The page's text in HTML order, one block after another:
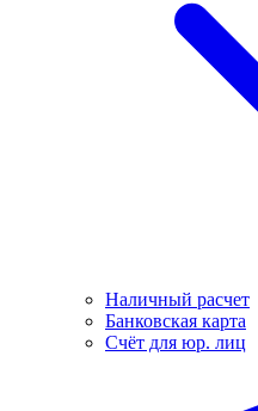
Наличный расчет
Банковская карта
Счёт для юр. лиц